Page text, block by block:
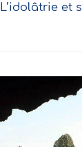
L’idolâtrie et